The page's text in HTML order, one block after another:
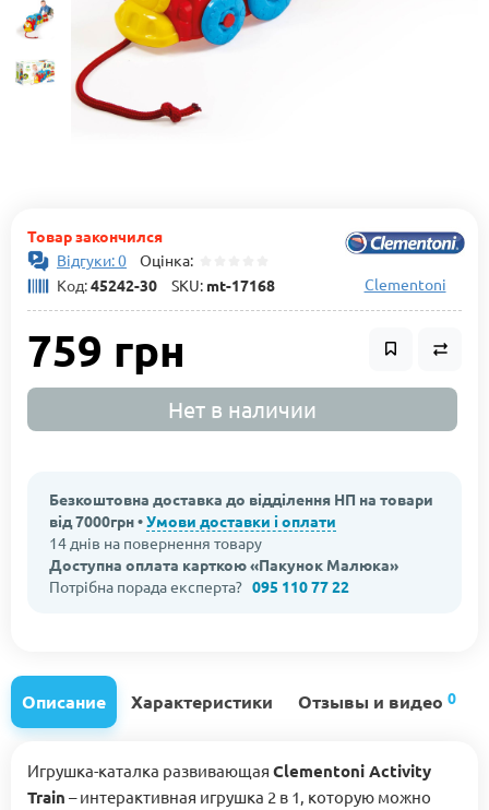
Товар закончился
Відгуки: 0 Оцінка:
Код:45242-30 SKU: mt-17168 Clementoni
759 грн
Нет в наличии
Безкоштовна доставка до відділення НП на товари
від 7000грн •Умови доставки і оплати
14 днів на повернення товару
Доступна оплата карткою «Пакунок Малюка»
Потрібна порада експерта? 095 110 77 22
Описание Характеристики Отзывы и видео 0
Игрушка-каталка развивающая Clementoni Activity
Train – интерактивная игрушка 2 в 1, которую можно